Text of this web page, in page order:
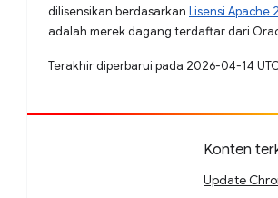
dilisensikan berdasarkan Lisensi Apache
adalah merek dagang terdaftar dari
Terakhir diperbarui pada 2026-04-14
Konten
Update